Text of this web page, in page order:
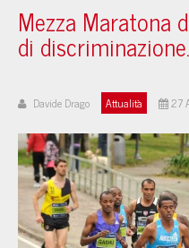
Mezza Maratona
di discriminazione.
Davide Drago Attualità 27